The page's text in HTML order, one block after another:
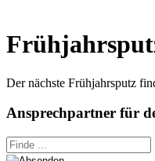
Der nächste Frühjahrsputz
Ansprechpartner für